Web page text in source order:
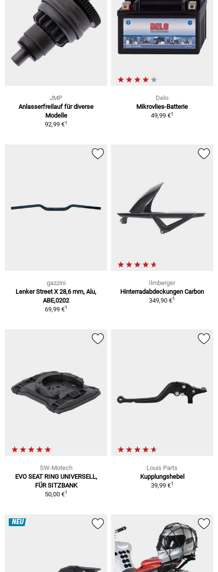
JMP
Anlasserfreilauf für diverse
Modelle
92,99 €1
Delo
Mikrovlies-Batterie
49,99 €1
gazzini
Lenker Street X 28,6 mm, Alu,
ABE,0202
69,99 €1
Ilmberger
Hinterradabdeckungen Carbon
349,90 €1
SW-Motech
EVO SEAT RING UNIVERSELL,
FÜR SITZBANK
50,00 €1
Louis Parts
Kupplungshebel
39,99 €1
NEU